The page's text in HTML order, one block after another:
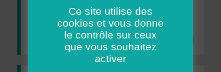
37 RUE DU VIVARAIS
26320 ST MARCEL LES VALENCE
EN SAVOIR +
Ce site utilise des
cookies et vous donne
le contrôle sur ceux
que vous souhaitez
activer